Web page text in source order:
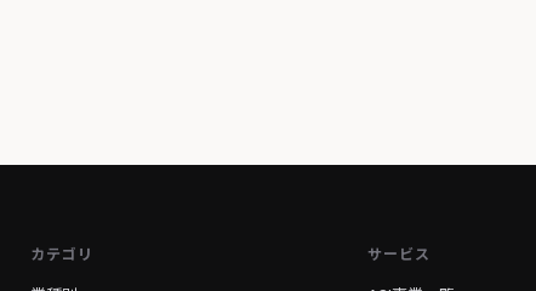
カテゴリ サービス